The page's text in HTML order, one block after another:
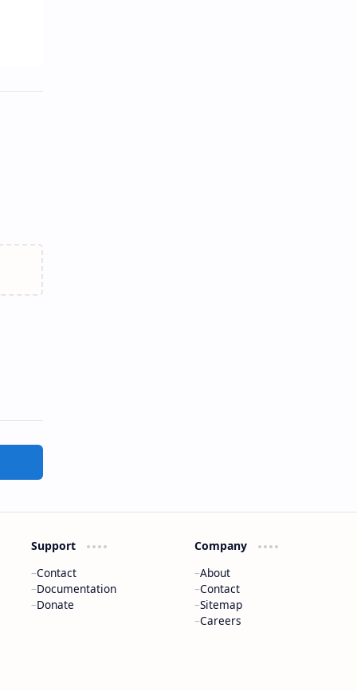
Support
Contact
Documentation
Donate
Company
About
Contact
Sitemap
Careers